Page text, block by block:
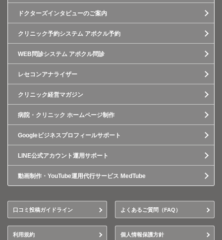
ドクターズインタビューのご案内
クリニック予約システム アポクル予約
WEB問診システム アポクル問診
レセコンアナライザー
クリニック経営マガジン
病院・クリニック ホームページ制作
Googleビジネスプロフィールサポート
LINE公式アカウント運用サポート
動画制作・YouTube運用代行サービス MedTube
口コミ投稿ガイドライン よくあるご質問（FAQ）
利用規約 個人情報保護方針